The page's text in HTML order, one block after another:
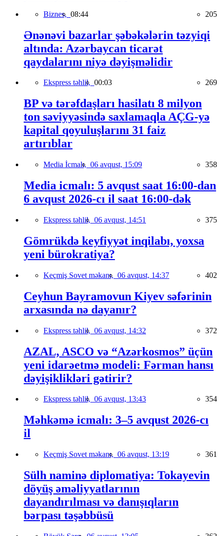
Biznes, 08:44 205
Ənənəvi bazarlar şəbəkələrin təzyiqi
altında: Azərbaycan ticarət
qaydalarını niyə dəyişməlidir
Ekspress təhlil, 00:03 269
BP və tərəfdaşları hasilatı 8 milyon
ton səviyyəsində saxlamaqla AÇG-yə
kapital qoyuluşlarını 31 faiz
artırıblar
Media İcmalı, 06 avqust, 15:09 358
Media icmalı: 5 avqust saat 16:00-dan
6 avqust 2026-cı il saat 16:00-dək
Ekspress təhlil, 06 avqust, 14:51 375
Gömrükdə keyfiyyət inqilabı, yoxsa
yeni bürokratiya?
Keçmiş Sovet məkanı, 06 avqust, 14:37 402
Ceyhun Bayramovun Kiyev səfərinin
arxasında nə dayanır?
Ekspress təhlil, 06 avqust, 14:32 372
AZAL, ASCO və “Azərkosmos” üçün
yeni idarəetmə modeli: Fərman hansı
dəyişiklikləri gətirir?
Ekspress təhlil, 06 avqust, 13:43 354
Məhkəmə icmalı: 3–5 avqust 2026-cı
il
Keçmiş Sovet məkanı, 06 avqust, 13:19 361
Sülh naminə diplomatiya: Tokayevin
döyüş əməliyyatlarının
dayandırılması və danışıqların
bərpası təşəbbüsü